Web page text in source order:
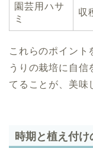
園芸用ハサ
ミ
収
これらのポイント
うりの栽培に自信
てることが、美味
時期と植え付